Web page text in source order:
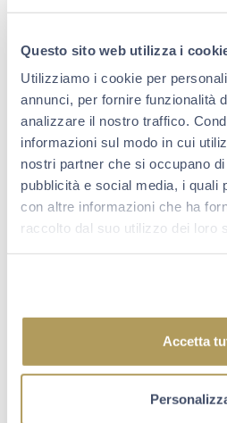
Questo sito web utilizza i
Utilizziamo i cookie per
annunci, per fornire funzionalità
analizzare il nostro traffico.
informazioni sul modo in cui
nostri partner che si occupano
pubblicità e social media, i quali
con altre informazioni che ha
raccolto dal suo utilizzo dei loro
Accetta
PERIODO MAGICO
Dicembre 20, 2022
Scopri i vigneti della
stagione natalizia, una stagione
Berlucchi e visitare il nostro
SCOPRI